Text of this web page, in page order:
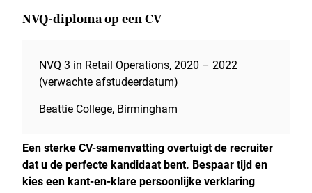
NVQ-diploma op een CV
NVQ 3 in Retail Operations, 2020 – 2022
(verwachte afstudeerdatum)
Beattie College, Birmingham
Een sterke CV-samenvatting overtuigt de recruiter
dat u de perfecte kandidaat bent. Bespaar tijd en
kies een kant-en-klare persoonlijke verklaring